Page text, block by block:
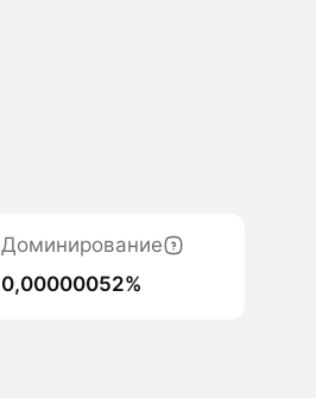
Доминирование
0,00000052%